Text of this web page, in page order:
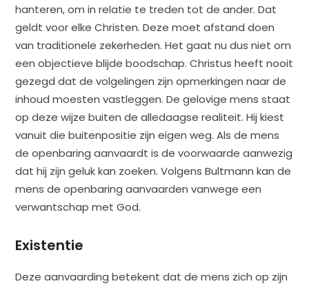
hanteren, om in relatie te treden tot de ander. Dat
geldt voor elke Christen. Deze moet afstand doen
van traditionele zekerheden. Het gaat nu dus niet om
een objectieve blijde boodschap. Christus heeft nooit
gezegd dat de volgelingen zijn opmerkingen naar de
inhoud moesten vastleggen. De gelovige mens staat
op deze wijze buiten de alledaagse realiteit. Hij kiest
vanuit die buitenpositie zijn eigen weg. Als de mens
de openbaring aanvaardt is de voorwaarde aanwezig
dat hij zijn geluk kan zoeken. Volgens Bultmann kan de
mens de openbaring aanvaarden vanwege een
verwantschap met God.
Existentie
Deze aanvaarding betekent dat de mens zich op zijn